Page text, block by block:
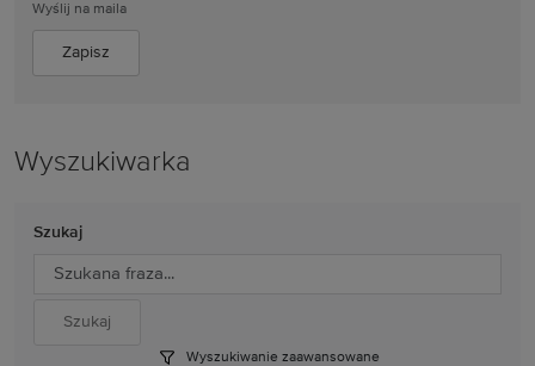
Wyślij na maila
Wyszukiwarka
Szukaj
Wyszukiwanie zaawansowane